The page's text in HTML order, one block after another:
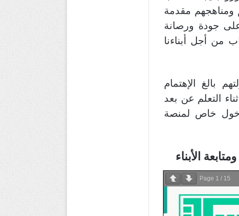
ومناهجهم مقدمة
جودة ورصانة
من أجل أبناءنا
بالغ الإهتمام
التعلم عن بعد
خاص لمنصة
الأبناء
Page 1 / 15